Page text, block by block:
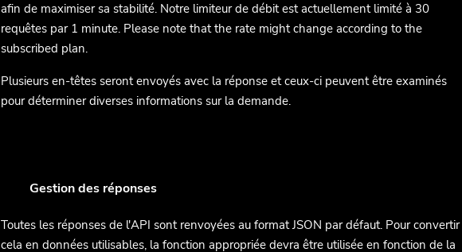
afin de maximiser sa stabilité. Notre limiteur de débit est actuellement limité à 30
requêtes par 1 minute. Please note that the rate might change according to the
subscribed plan.
Plusieurs en-têtes seront envoyés avec la réponse et ceux-ci peuvent être examinés
pour déterminer diverses informations sur la demande.
Gestion des réponses
Toutes les réponses de l'API sont renvoyées au format JSON par défaut. Pour convertir
cela en données utilisables, la fonction appropriée devra être utilisée en fonction de la